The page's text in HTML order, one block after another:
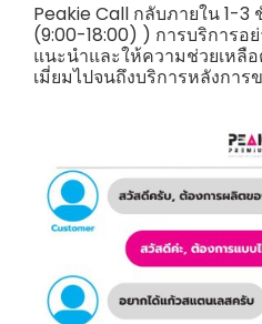
Peakie Call กลับภายใน 1-3
(9:00-18:00) ) การบริการอ
แนะนำและให้ความช่วยเหลื
เมี่ยมไปจนถึงบริการหลังการ